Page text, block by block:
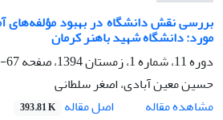
بررسی نقش دانشگاه در بهبود
مورد: دانشگاه شهید باهنر کرمان
دوره 11، شماره 1، زمستان 1394، صفحه
67-94
حسین معین آبادی، اصغر سلطانی
مشاهده مقاله
اصل مقاله 393.81 K